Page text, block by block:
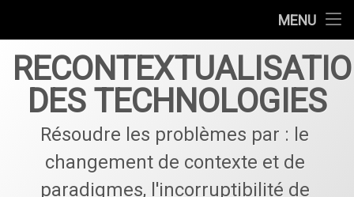
MENU
Qui sommes nous ?
Contactez nous !
Articles par catégories
content
DES TECHNOLOGIES
Résoudre les problèmes par : le
changement de contexte et de
paradigmes, l'incorruptibilité de